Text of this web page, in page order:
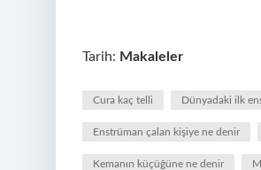
Tarih: Makaleler
Cura kaç telli Dünyadaki ilk
Enstrüman çalan kişiye ne denir
Kemanın küçüğüne ne denir